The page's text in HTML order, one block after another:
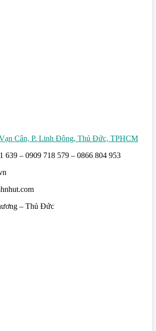
Cân, P. Linh Đông, Thủ Đức, TPHCM
639 – 0909 718 579 – 0866 804 953
– Thủ Đức